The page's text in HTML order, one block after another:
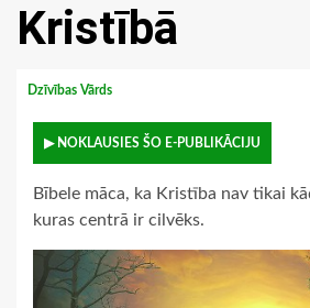
Kristībā
Dzīvības Vārds
▶ NOKLAUSIES ŠO E-PUBLIKĀCIJU
Bībele māca, ka Kristība nav tikai
kuras centrā ir cilvēks.